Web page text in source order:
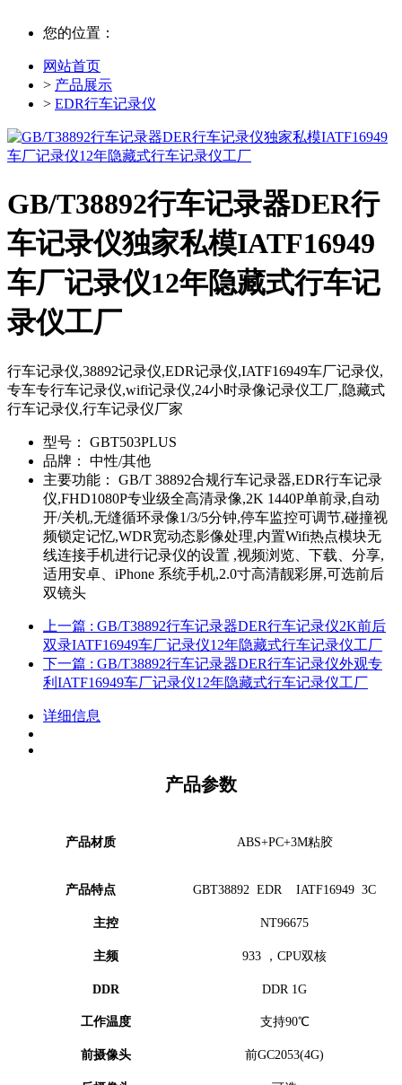
您的位置：
网站首页
> 产品展示
> EDR行车记录仪
GB/T38892行车记录器DER行
车记录仪独家私模IATF16949
车厂记录仪12年隐藏式行车记
录仪工厂
行车记录仪,38892记录仪,EDR记录仪,IATF16949车厂记录仪,
专车专行车记录仪,wifi记录仪,24小时录像记录仪工厂,隐藏式
行车记录仪,行车记录仪厂家
型号：
GBT503PLUS
品牌：
中性/其他
主要功能：
GB/T 38892合规行车记录器,EDR行车记录
仪,FHD1080P专业级全高清录像,2K 1440P单前录,自动
开/关机,无缝循环录像1/3/5分钟,停车监控可调节,碰撞视
频锁定记忆,WDR宽动态影像处理,内置Wifi热点模块无
线连接手机进行记录仪的设置 ,视频浏览、下载、分享,
适用安卓、iPhone 系统手机,2.0寸高清靓彩屏,可选前后
双镜头
上一篇 : GB/T38892行车记录器DER行车记录仪2K前后
双录IATF16949车厂记录仪12年隐藏式行车记录仪工厂
下一篇 : GB/T38892行车记录器DER行车记录仪外观专
利IATF16949车厂记录仪12年隐藏式行车记录仪工厂
详细信息
产品参数
产品材质 ABS+PC+3M粘胶
产品特点 GBT38892 EDR IATF16949 3C
主控 NT96675
主频 933 ，CPU双核
DDR DDR 1G
工作温度 支持90℃
前摄像头 前GC2053(4G)